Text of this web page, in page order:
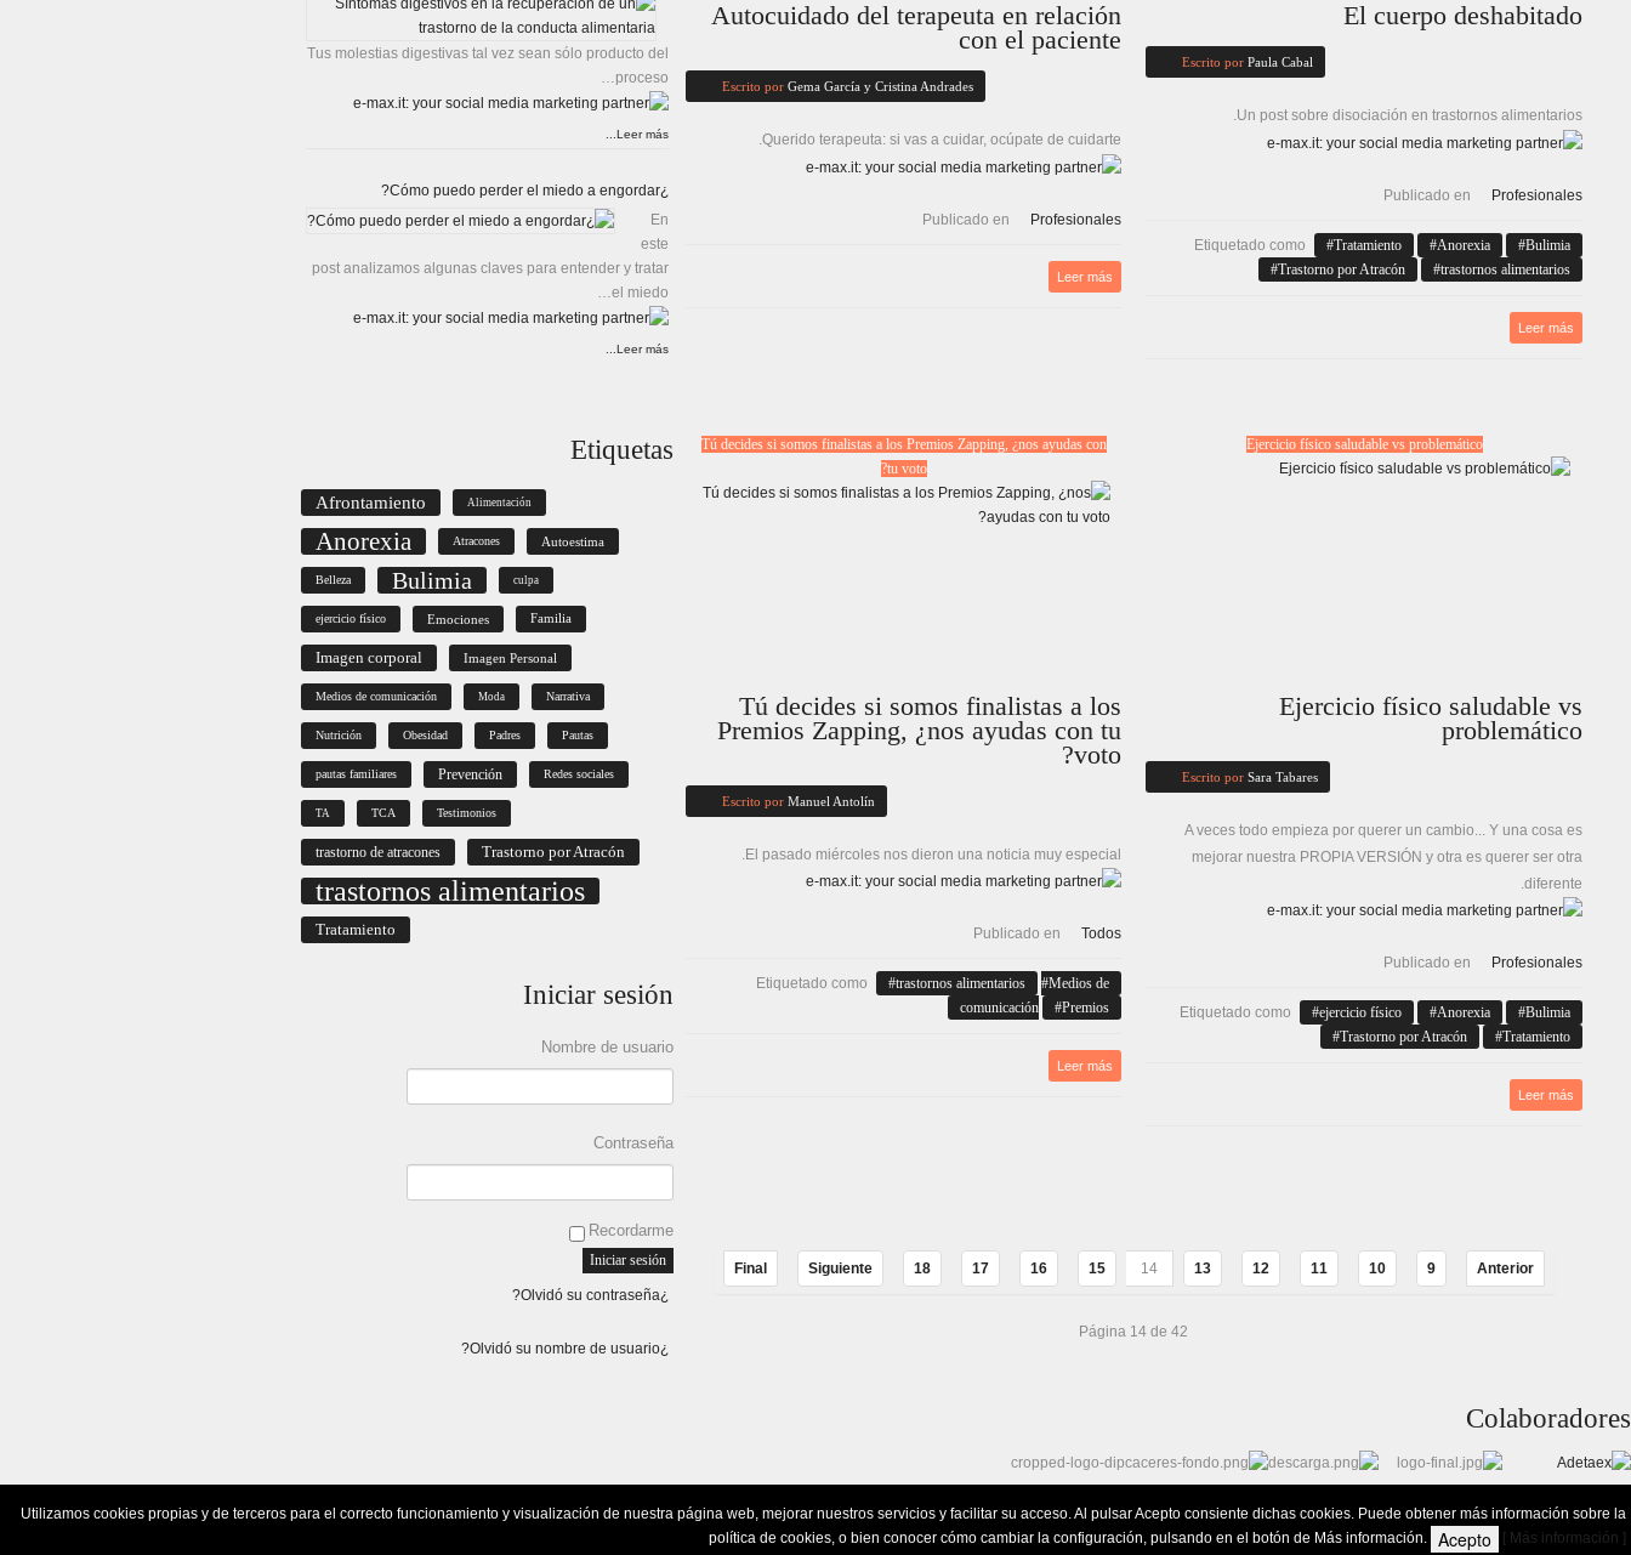
Autocuidado del terapeuta en relación
con el paciente
Escrito por Gema García y Cristina Andrades
Querido terapeuta: si vas a cuidar, ocúpate de cuidarte.
Publicado en Profesionales
Leer más
El cuerpo deshabitado
Escrito por Paula Cabal
Un post sobre disociación en trastornos alimentarios.
Publicado en Profesionales
Etiquetado como Tratamiento Anorexia
Bulimia
Trastorno por Atracón
trastornos alimentarios
Leer más
Tú decides si somos finalistas a los Premios Zapping, ¿nos ayudas con
tu voto?
Tú decides si somos finalistas a los
Premios Zapping, ¿nos ayudas con tu
voto?
Escrito por Manuel Antolín
El pasado miércoles nos dieron una noticia muy especial.
Publicado en Todos
Etiquetado como trastornos alimentarios
Medios de
comunicación
Premios
Leer más
Ejercicio físico saludable vs problemático
Ejercicio físico saludable vs
problemático
Escrito por Sara Tabares
A veces todo empieza por querer un cambio... Y una cosa es
mejorar nuestra PROPIA VERSIÓN y otra es querer ser otra
diferente.
Publicado en Profesionales
Etiquetado como ejercicio físico Anorexia
Bulimia
Trastorno por Atracón
Tratamiento
Leer más
Anterior
9
10
11
12
13
14
15
16
17
18
Siguiente
Final
Página 14 de 42
Tus molestias digestivas tal vez sean sólo producto del
proceso…
Leer más...
¿Cómo puedo perder el miedo a engordar?
En
este
post analizamos algunas claves para entender y tratar
el miedo…
Leer más...
Etiquetas
Afrontamiento Alimentación
Anorexia Atracones Autoestima
Belleza Bulimia culpa
ejercicio físico Emociones Familia
Imagen corporal Imagen Personal
Medios de comunicación Moda Narrativa
Nutrición Obesidad Padres Pautas
pautas familiares Prevención Redes sociales
TA TCA Testimonios
trastorno de atracones Trastorno por Atracón
trastornos alimentarios
Tratamiento
Iniciarsesión
Nombre de usuario
Contraseña
Recordarme
¿Olvidó su contraseña?
¿Olvidó su nombre de usuario?
Colaboradores
Utilizamos cookies propias y de terceros para el correcto funcionamiento y visualización de nuestra página web, mejorar nuestros servicios y facilitar su acceso. Al pulsar Acepto consiente dichas cookies. Puede obtener más información sobre la
política de cookies, o bien conocer cómo cambiar la configuración, pulsando en el botón de Más información.
Acepto [ Más información ]